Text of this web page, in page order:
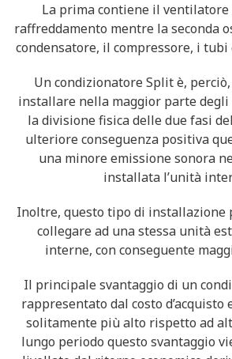
La prima contiene il ventilatore
raffreddamento mentre la seconda
condensatore, il compressore, i
Un condizionatore Split è,
installare nella maggior parte
la divisione fisica delle due fasi
ulteriore conseguenza positiva
una minore emissione sonora
installata l’unità
Inoltre, questo tipo di installazione
collegare ad una stessa unità
interne, con conseguente
Il principale svantaggio di un
rappresentato dal costo
solitamente più alto rispetto ad
lungo periodo questo svantaggio